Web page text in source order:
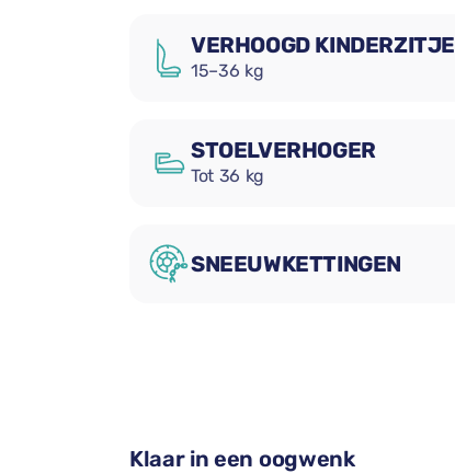
VERHOOGD KINDERZITJE
15–36 kg
STOELVERHOGER
Tot 36 kg
SNEEUWKETTINGEN
Klaar in een oogwenk